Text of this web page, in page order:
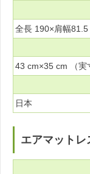
全長 190×肩幅
43 cm×35 cm （実
日本
エアマットレ